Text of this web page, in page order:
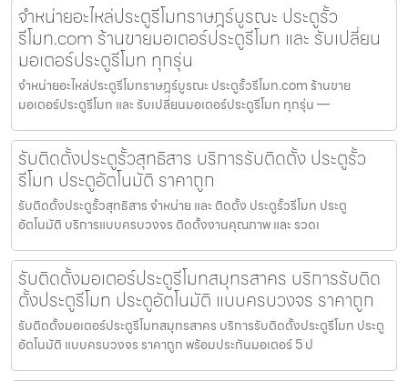
จำหน่ายอะไหล่ประตูรีโมทราษฎร์บูรณะ ประตูรั้ว
รีโมท.com ร้านขายมอเตอร์ประตูรีโมท และ รับเปลี่ยน
มอเตอร์ประตูรีโมท ทุกรุ่น
จำหน่ายอะไหล่ประตูรีโมทราษฎร์บูรณะ ประตูรั้วรีโมท.com ร้านขาย
มอเตอร์ประตูรีโมท และ รับเปลี่ยนมอเตอร์ประตูรีโมท ทุกรุ่น —
รับติดตั้งประตูรั้วสุทธิสาร บริการรับติดตั้ง ประตูรั้ว
รีโมท ประตูอัตโนมัติ ราคาถูก
รับติดตั้งประตูรั้วสุทธิสาร จำหน่าย และ ติดตั้ง ประตูรั้วรีโมท ประตู
อัตโนมัติ บริการแบบครบวงจร ติดตั้งงานคุณภาพ และ รวดเ
รับติดตั้งมอเตอร์ประตูรีโมทสมุทรสาคร บริการรับติด
ตั้งประตูรีโมท ประตูอัตโนมัติ แบบครบวงจร ราคาถูก
รับติดตั้งมอเตอร์ประตูรีโมทสมุทรสาคร บริการรับติดตั้งประตูรีโมท ประตู
อัตโนมัติ แบบครบวงจร ราคาถูก พร้อมประกันมอเตอร์ 5 ป